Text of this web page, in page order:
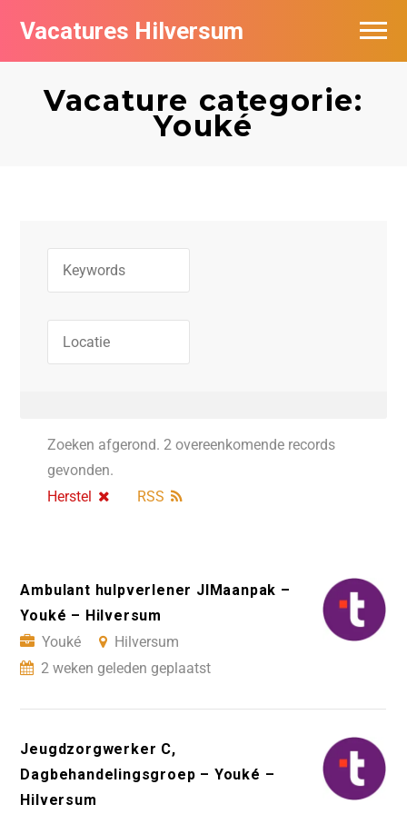
Vacatures Hilversum
Vacature categorie:
Youké
Zoeken afgerond. 2 overeenkomende records
gevonden.
Herstel
RSS
Ambulant hulpverlener JIMaanpak –
Youké – Hilversum
Youké
Hilversum
2 weken geleden geplaatst
Jeugdzorgwerker C,
Dagbehandelingsgroep – Youké –
Hilversum
Vacatures per bedrijf in Hilversum
De populairste vacatures in Hilversum